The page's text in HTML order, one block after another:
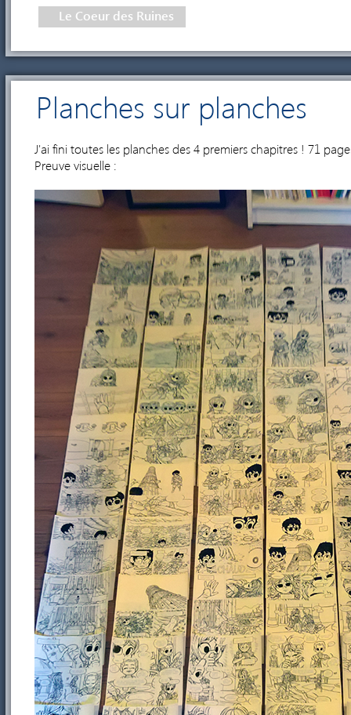
Le Coeur des Ruines
Planches sur planches
J'ai fini toutes les planches des 4 premiers chapitres ! 71
Preuve visuelle :